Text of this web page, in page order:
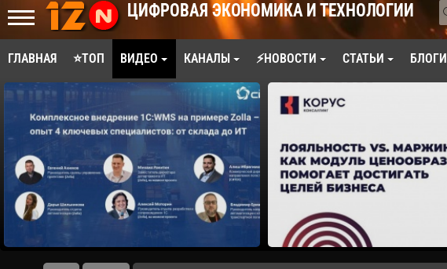
ЦИФРОВАЯ ЭКОНОМИКА И ТЕХНОЛОГИИ
ГЛАВНАЯ ⭐ТОП ВИДЕО КАНАЛЫ ⚡НОВОСТИ СТАТЬИ БЛОГИ